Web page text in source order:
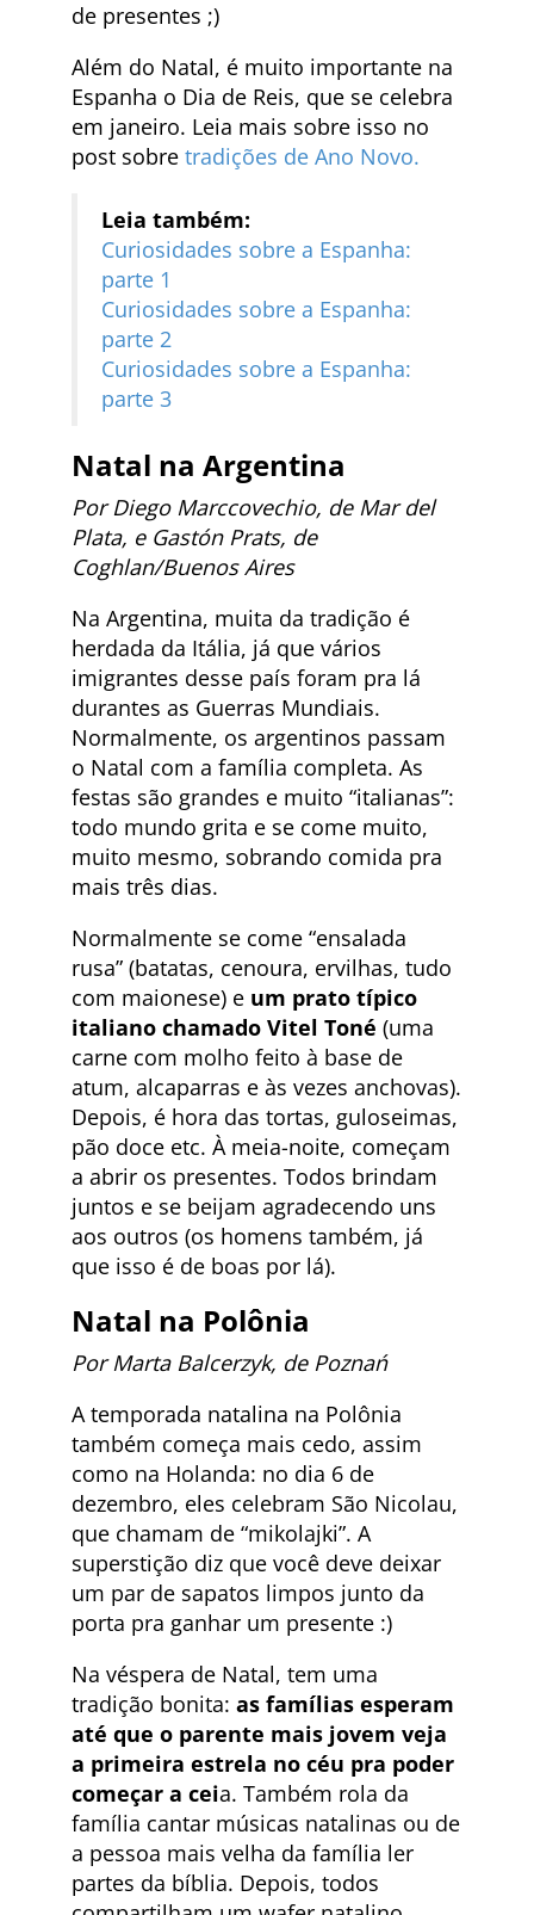
de presentes ;)
Além do Natal, é muito importante na
Espanha o Dia de Reis, que se celebra
em janeiro. Leia mais sobre isso no
post sobre tradições de Ano Novo.
Leia também:
Curiosidades sobre a Espanha:
parte 1
Curiosidades sobre a Espanha:
parte 2
Curiosidades sobre a Espanha:
parte 3
Natal na Argentina
Por Diego Marccovechio, de Mar del
Plata, e Gastón Prats, de
Coghlan/Buenos Aires
Na Argentina, muita da tradição é
herdada da Itália, já que vários
imigrantes desse país foram pra lá
durantes as Guerras Mundiais.
Normalmente, os argentinos passam
o Natal com a família completa. As
festas são grandes e muito “italianas”:
todo mundo grita e se come muito,
muito mesmo, sobrando comida pra
mais três dias.
Normalmente se come “ensalada
rusa” (batatas, cenoura, ervilhas, tudo
com maionese) e um prato típico
italiano chamado Vitel Toné (uma
carne com molho feito à base de
atum, alcaparras e às vezes anchovas).
Depois, é hora das tortas, guloseimas,
pão doce etc. À meia-noite, começam
a abrir os presentes. Todos brindam
juntos e se beijam agradecendo uns
aos outros (os homens também, já
que isso é de boas por lá).
Natal na Polônia
Por Marta Balcerzyk, de Poznań
A temporada natalina na Polônia
também começa mais cedo, assim
como na Holanda: no dia 6 de
dezembro, eles celebram São Nicolau,
que chamam de “mikolajki”. A
superstição diz que você deve deixar
um par de sapatos limpos junto da
porta pra ganhar um presente :)
Na véspera de Natal, tem uma
tradição bonita: as famílias esperam
até que o parente mais jovem veja
a primeira estrela no céu pra poder
começar a ceia. Também rola da
família cantar músicas natalinas ou de
a pessoa mais velha da família ler
partes da bíblia. Depois, todos